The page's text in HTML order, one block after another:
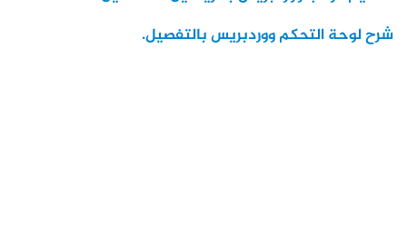
شرح لوحة التحكم ووردبريس بالتفصيل.